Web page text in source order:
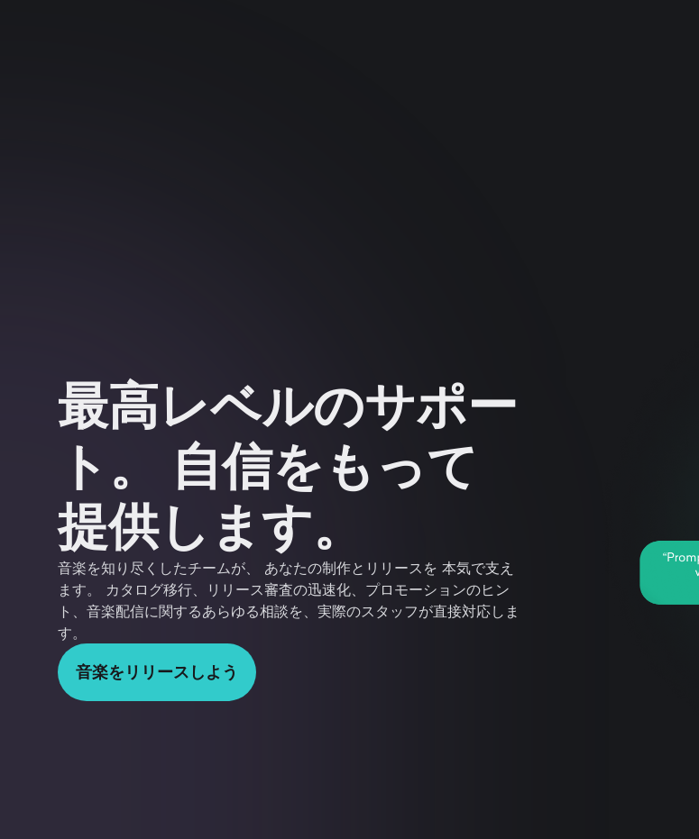
最高レベルのサポー
ト。 自信をもって
提供します。
音楽を知り尽くしたチームが、 あなたの制作とリリースを 本気で支え
ます。 カタログ移行、リリース審査の迅速化、プロモーションのヒン
ト、音楽配信に関するあらゆる相談を、実際のスタッフが直接対応しま
す。
音楽をリリースしよう